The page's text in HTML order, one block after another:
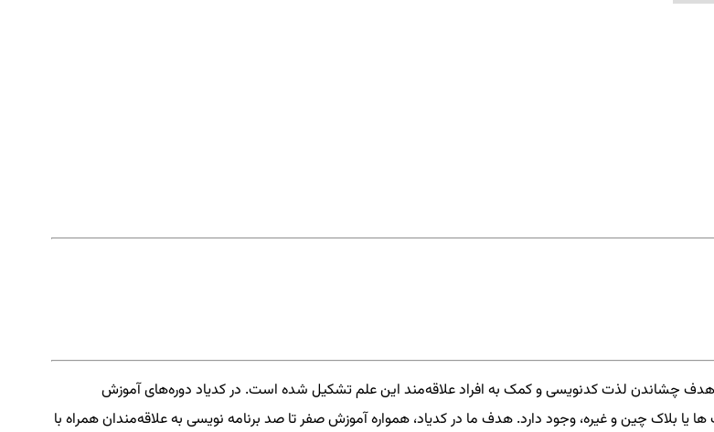
چشاندن لذت کدنویسی و کمک به افراد علاقه‌مند این علم تشکیل شده است. در کدیاد دوره‌های آموزش
یا بلاک چین و غیره، وجود دارد. هدف ما در کدیاد، همواره آموزش صفر تا صد برنامه نویسی به علاقه‌مندان همراه با